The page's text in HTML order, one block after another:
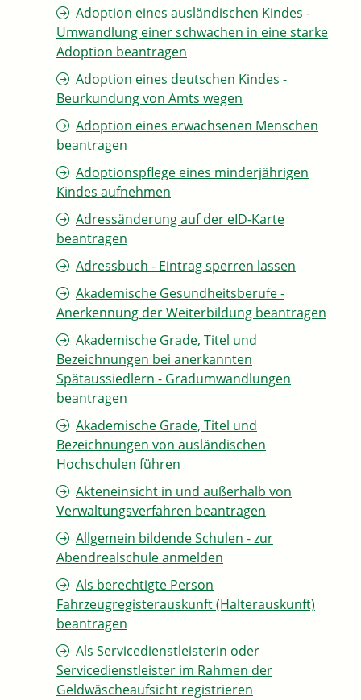
Adoption eines ausländischen Kindes -
Umwandlung einer schwachen in eine starke
Adoption beantragen
Adoption eines deutschen Kindes -
Beurkundung von Amts wegen
Adoption eines erwachsenen Menschen
beantragen
Adoptionspflege eines minderjährigen
Kindes aufnehmen
Adressänderung auf der eID-Karte
beantragen
Adressbuch - Eintrag sperren lassen
Akademische Gesundheitsberufe -
Anerkennung der Weiterbildung beantragen
Akademische Grade, Titel und
Bezeichnungen bei anerkannten
Spätaussiedlern - Gradumwandlungen
beantragen
Akademische Grade, Titel und
Bezeichnungen von ausländischen
Hochschulen führen
Akteneinsicht in und außerhalb von
Verwaltungsverfahren beantragen
Allgemein bildende Schulen - zur
Abendrealschule anmelden
Als berechtigte Person
Fahrzeugregisterauskunft (Halterauskunft)
beantragen
Als Servicedienstleisterin oder
Servicedienstleister im Rahmen der
Geldwäscheaufsicht registrieren